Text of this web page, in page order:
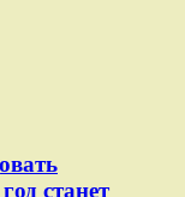
станет